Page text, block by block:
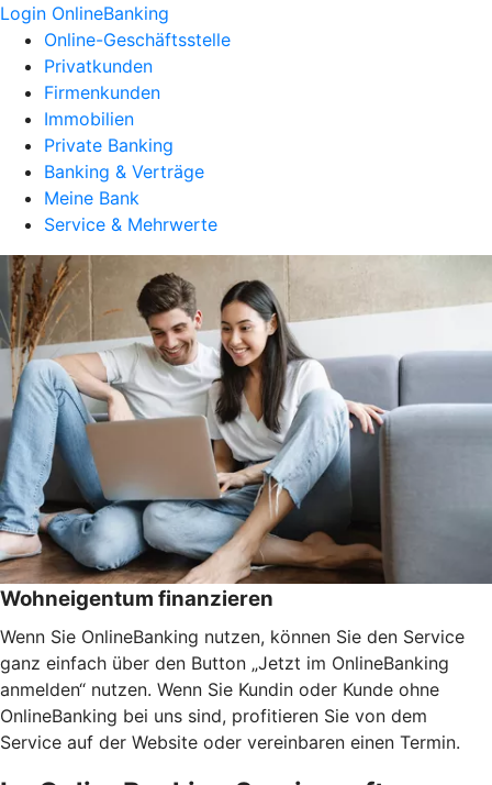
Login OnlineBanking
Online-Geschäftsstelle
Privatkunden
Firmenkunden
Immobilien
Private Banking
Banking & Verträge
Meine Bank
Service & Mehrwerte
Wohneigentum finanzieren
Wenn Sie OnlineBanking nutzen, können Sie den Service
ganz einfach über den Button „Jetzt im OnlineBanking
anmelden“ nutzen. Wenn Sie Kundin oder Kunde ohne
OnlineBanking bei uns sind, profitieren Sie von dem
Service auf der Website oder vereinbaren einen Termin.